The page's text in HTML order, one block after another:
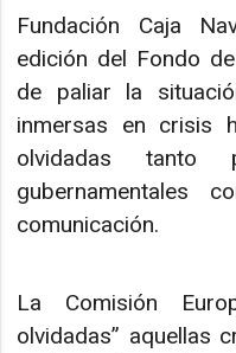
Fundación Caja
edición del Fondo
de paliar la
inmersas en crisis
olvidadas tanto
gubernamentales
comunicación.
La Comisión
olvidadas” aquellas